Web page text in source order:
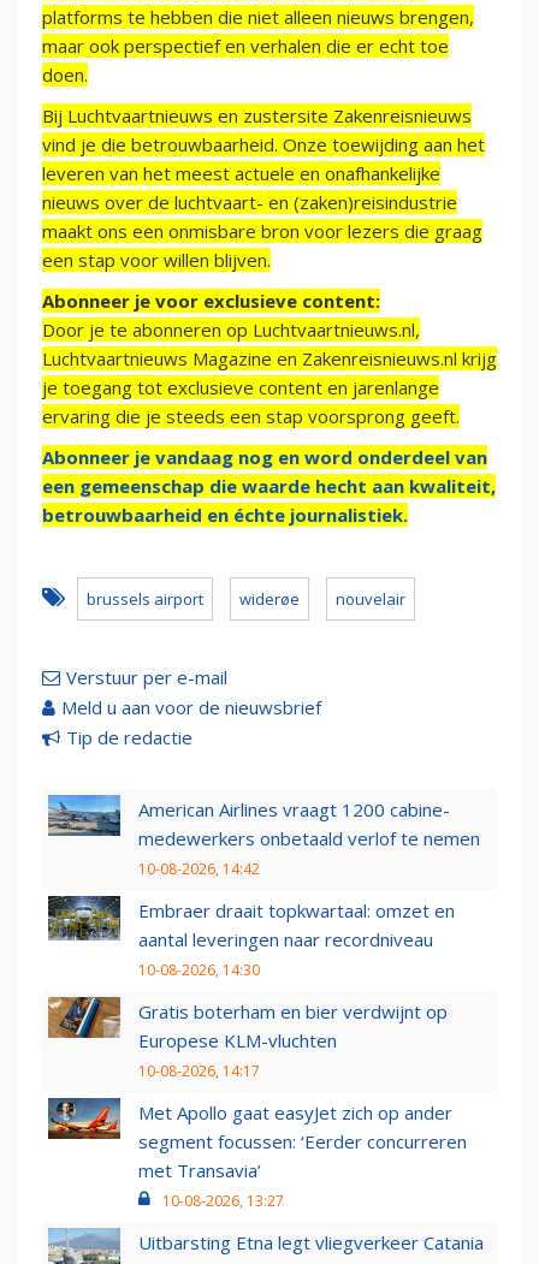
platforms te hebben die niet alleen nieuws brengen,
maar ook perspectief en verhalen die er echt toe
doen.
Bij Luchtvaartnieuws en zustersite Zakenreisnieuws
vind je die betrouwbaarheid. Onze toewijding aan het
leveren van het meest actuele en onafhankelijke
nieuws over de luchtvaart- en (zaken)reisindustrie
maakt ons een onmisbare bron voor lezers die graag
een stap voor willen blijven.
Abonneer je voor exclusieve content:
Door je te abonneren op Luchtvaartnieuws.nl,
Luchtvaartnieuws Magazine en Zakenreisnieuws.nl krijg
je toegang tot exclusieve content en jarenlange
ervaring die je steeds een stap voorsprong geeft.
Abonneer je vandaag nog en word onderdeel van
een gemeenschap die waarde hecht aan kwaliteit,
betrouwbaarheid en échte journalistiek.
brussels airport widerøe nouvelair
Verstuur per e-mail
Meld u aan voor de nieuwsbrief
Tip de redactie
American Airlines vraagt 1200 cabine-
medewerkers onbetaald verlof te nemen
10-08-2026, 14:42
Embraer draait topkwartaal: omzet en
aantal leveringen naar recordniveau
10-08-2026, 14:30
Gratis boterham en bier verdwijnt op
Europese KLM-vluchten
10-08-2026, 14:17
Met Apollo gaat easyJet zich op ander
segment focussen: ‘Eerder concurreren
met Transavia’
10-08-2026, 13:27
Uitbarsting Etna legt vliegverkeer Catania